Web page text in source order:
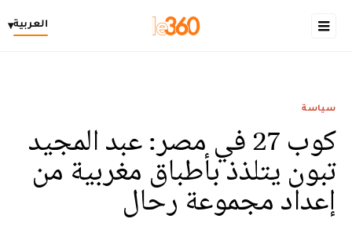
العربية▾
سياسة
كوب 27 في مصر: عبد المجيد
تبون يتلذذ بأطباق مغربية من
إعداد مجموعة رحال